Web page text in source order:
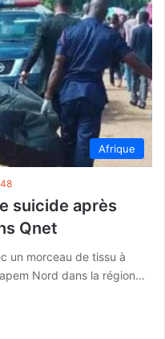
Afrique
suicide après
Qnet
un morceau de tissu à
Nord dans la région…